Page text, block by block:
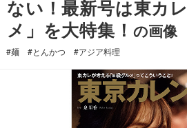
ない！最新号は東カ
メ」を大特集！ の画像
#麺 #とんかつ #アジア料理